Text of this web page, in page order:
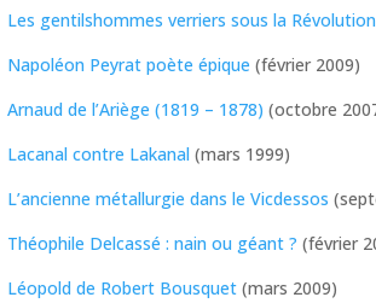
Les gentilshommes verriers sous la Révolution
Napoléon Peyrat poète épique (février 2009)
Arnaud de l’Ariège (1819 – 1878) (octobre
Lacanal contre Lakanal (mars 1999)
L’ancienne métallurgie dans le Vicdessos
Théophile Delcassé : nain ou géant ? (février
Léopold de Robert Bousquet (mars 2009)